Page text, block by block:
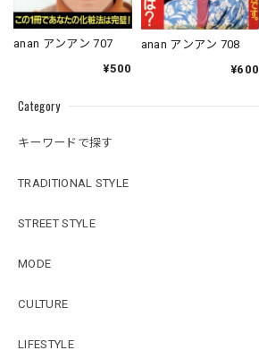
Category
キーワードで探す
TRADITIONAL STYLE
STREET STYLE
MODE
CULTURE
LIFESTYLE
anan アンアン 707
¥500
anan アンアン 708
¥600